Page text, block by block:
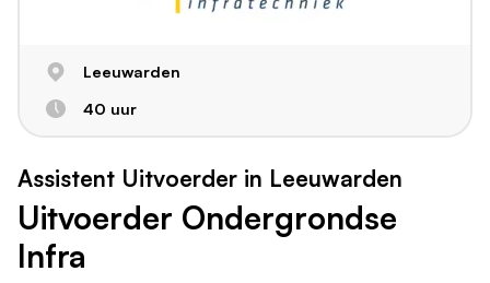
Leeuwarden
40 uur
Assistent Uitvoerder in Leeuwarden
Uitvoerder Ondergrondse
Infra